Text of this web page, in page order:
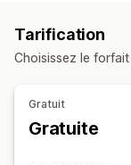
Personnalisation
Affichage des
Tarification
Choisissez le
Gratuit
Gratuite